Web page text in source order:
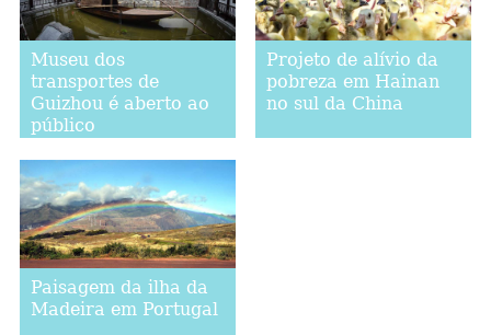
Museu dos
transportes de
Guizhou é aberto ao
público
Projeto de alívio da
pobreza em Hainan
no sul da China
Paisagem da ilha da
Madeira em Portugal